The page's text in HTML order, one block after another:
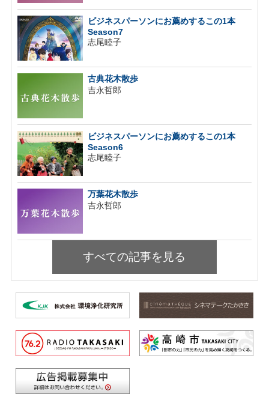
ビジネスパーソンにお薦めするこの1本
Season7
志尾睦子
古典花木散歩
吉永哲郎
ビジネスパーソンにお薦めするこの1本
Season6
志尾睦子
万葉花木散歩
吉永哲郎
すべての記事を見る